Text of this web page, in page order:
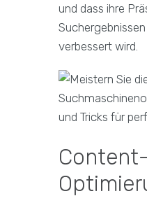
und dass ihre
verbessert wird.
Content-